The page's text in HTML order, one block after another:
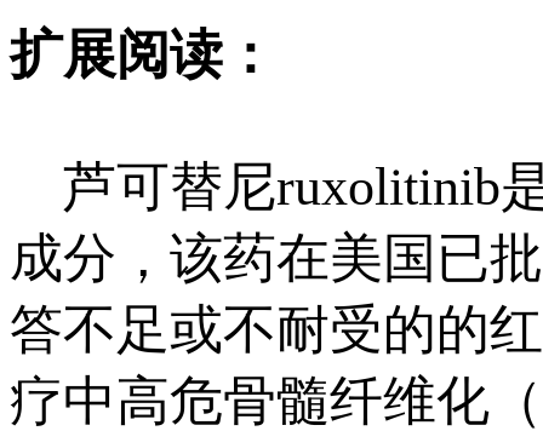
扩展阅读：
芦可替尼ruxolitinib
成分，该药在美国已
答不足或不耐受的的
疗中高危骨髓纤维化